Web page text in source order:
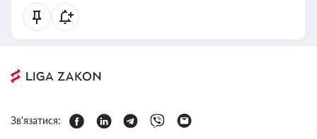
Зв'язатися: